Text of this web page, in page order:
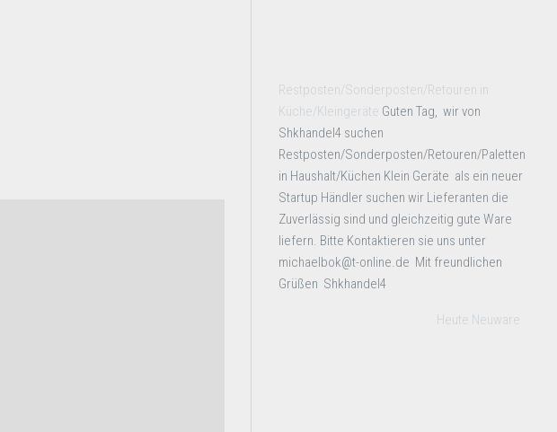
Restposten/Sonderposten/Retouren in
Küche/Kleingeräte Guten Tag, wir von
Shkhandel4 suchen
Restposten/Sonderposten/Retouren/Paletten
in Haushalt/Küchen Klein Geräte als ein neuer
Startup Händler suchen wir Lieferanten die
Zuverlässig sind und gleichzeitig gute Ware
liefern. Bitte Kontaktieren sie uns unter
michaelbok@t-online.de Mit freundlichen
Grüßen Shkhandel4
Heute Neuware